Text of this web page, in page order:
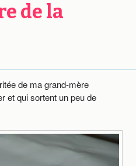
de la
de ma grand-mère
et qui sortent un peu de